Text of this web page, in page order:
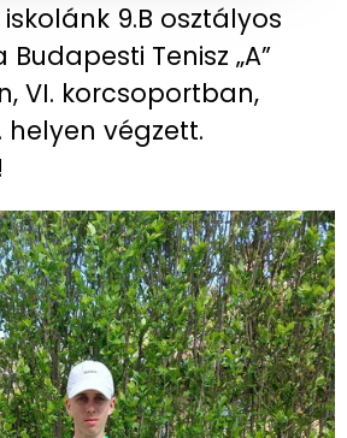
9.B osztályos
Budapesti Tenisz „A”
VI. korcsoportban,
helyen végzett.